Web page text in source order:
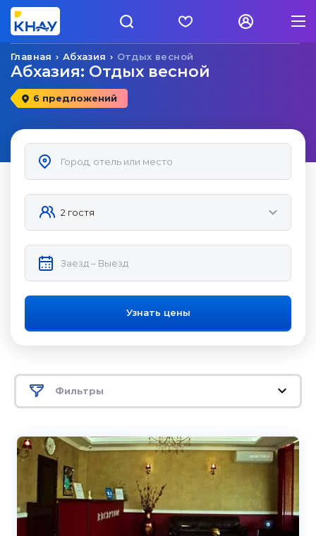
Отдых весной
Абхазия
Главная
Абхазия: Отдых весной
6 предложений
Узнать цены
Фильтры